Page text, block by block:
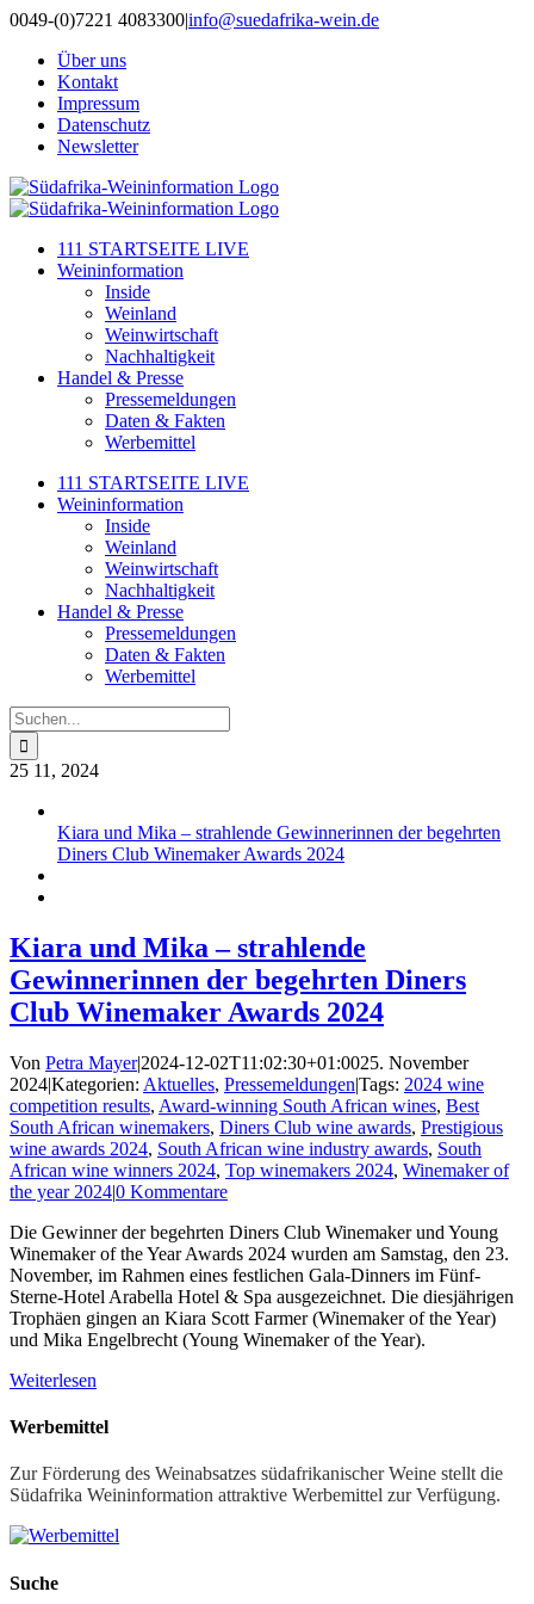
Zum
springen
0049-(0)7221 4083300|info@suedafrika-wein.de
Über uns
Kontakt
Impressum
Datenschutz
Newsletter
111 STARTSEITE LIVE
Weininformation
Inside
Weinland
Weinwirtschaft
Nachhaltigkeit
Handel & Presse
Pressemeldungen
Daten & Fakten
Werbemittel
111 STARTSEITE LIVE
Weininformation
Inside
Weinland
Weinwirtschaft
Nachhaltigkeit
Handel & Presse
Pressemeldungen
Daten & Fakten
Werbemittel
Suche
nach:
25 11, 2024
Kiara und Mika – strahlende Gewinnerinnen der begehrten
Diners Club Winemaker Awards 2024
Kiara und Mika – strahlende
Gewinnerinnen der begehrten Diners
Club Winemaker Awards 2024
Von Petra Mayer|2024-12-02T11:02:30+01:0025. November
2024|Kategorien: Aktuelles, Pressemeldungen|Tags: 2024 wine
competition results, Award-winning South African wines, Best
South African winemakers, Diners Club wine awards, Prestigious
wine awards 2024, South African wine industry awards, South
African wine winners 2024, Top winemakers 2024, Winemaker of
the year 2024|0 Kommentare
Die Gewinner der begehrten Diners Club Winemaker und Young
Winemaker of the Year Awards 2024 wurden am Samstag, den 23.
November, im Rahmen eines festlichen Gala-Dinners im Fünf-
Sterne-Hotel Arabella Hotel & Spa ausgezeichnet. Die diesjährigen
Trophäen gingen an Kiara Scott Farmer (Winemaker of the Year)
und Mika Engelbrecht (Young Winemaker of the Year).
Weiterlesen
Werbemittel
Zur Förderung des Weinabsatzes südafrikanischer Weine stellt die
Südafrika Weininformation attraktive Werbemittel zur Verfügung.
Suche